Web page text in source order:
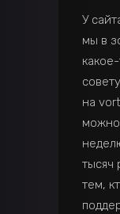
У
мы в
на
можно
тысяч
тем,